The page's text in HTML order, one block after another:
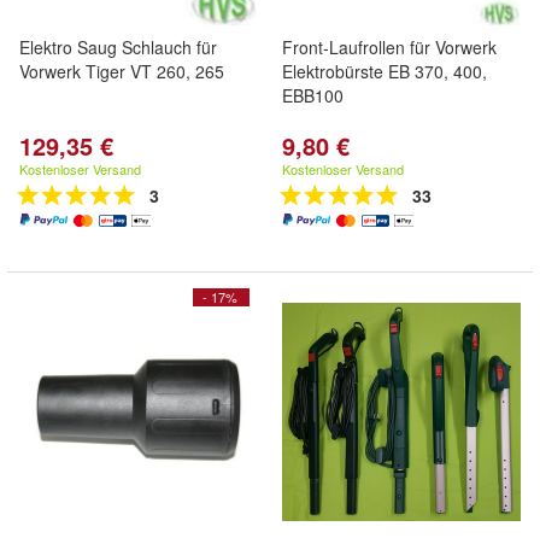
Elektro Saug Schlauch für
Vorwerk Tiger VT 260, 265
129,35 €
Kostenloser Versand
3
Front-Laufrollen für Vorwerk
Elektrobürste EB 370, 400,
EBB100
9,80 €
Kostenloser Versand
33
- 17%